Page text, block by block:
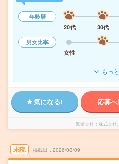
年齢層
20代
30代
男女比率
女性
もっ
気になる! 応募
派遣会社 株式会社
未読 掲載日 2026/08/09